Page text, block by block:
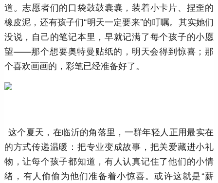
道。志愿者们的口袋鼓鼓囊囊，装着小卡片、捏歪的
橡皮泥，还有孩子们“明天一定要来”的叮嘱。其实她们
没说，自己的笔记本里，早就记满了每个孩子的小愿
望——那个想要奥特曼贴纸的，明天会得到惊喜；那
个喜欢画画的，彩笔已经准备好了。
这个夏天，在临沂的角落里，一群年轻人正用最实在
的方式传递温暖：把专业变成故事，把关爱藏进小礼
物，让每个孩子都知道，有人认真记住了他们的小情
绪，有人偷偷为他们准备着小惊喜。或许这就是“薪